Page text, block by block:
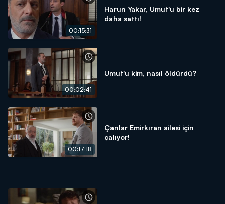
00:15:31
Harun Yakar, Umut'u bir kez
daha sattı!
00:02:41
Umut'u kim, nasıl öldürdü?
00:17:18
Çanlar Emirkıran ailesi için
çalıyor!